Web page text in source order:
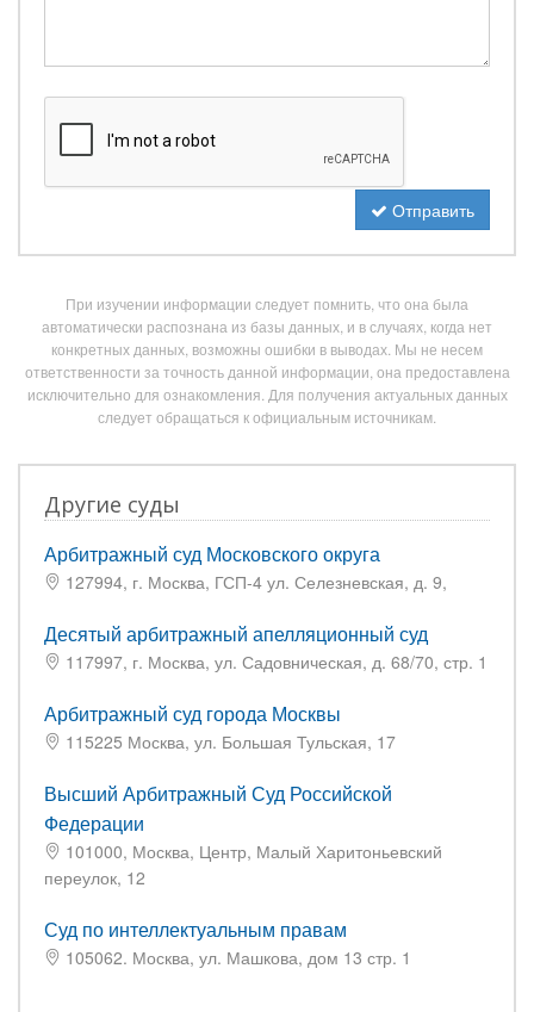
Отправить
При изучении информации следует помнить, что она была
автоматически распознана из базы данных, и в случаях, когда нет
конкретных данных, возможны ошибки в выводах. Мы не несем
ответственности за точность данной информации, она предоставлена
исключительно для ознакомления. Для получения актуальных данных
следует обращаться к официальным источникам.
Другие суды
Арбитражный суд Московского округа
127994, г. Москва, ГСП-4 ул. Селезневская, д. 9,
Десятый арбитражный апелляционный суд
117997, г. Москва, ул. Садовническая, д. 68/70, стр. 1
Арбитражный суд города Москвы
115225 Москва, ул. Большая Тульская, 17
Высший Арбитражный Суд Российской
Федерации
101000, Москва, Центр, Малый Харитоньевский
переулок, 12
Суд по интеллектуальным правам
105062. Москва, ул. Машкова, дом 13 стр. 1